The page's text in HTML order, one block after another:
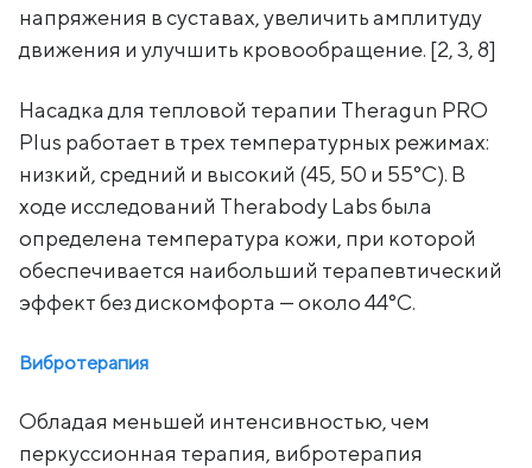
напряжения в суставах, увеличить амплитуду
движения и улучшить кровообращение. [2, 3, 8]
Насадка для тепловой терапии Theragun PRO
Plus работает в трех температурных режимах:
низкий, средний и высокий (45, 50 и 55°C). В
ходе исследований Therabody Labs была
определена температура кожи, при которой
обеспечивается наибольший терапевтический
эффект без дискомфорта — около 44°C.
Вибротерапия
Обладая меньшей интенсивностью, чем
перкуссионная терапия, вибротерапия